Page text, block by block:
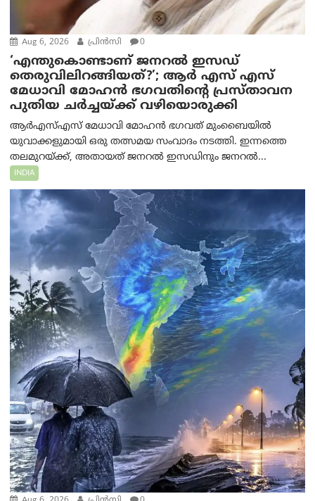
Aug 6, 2026 പ്രിന്‍സി 0
‘എന്തുകൊണ്ടാണ് ജനറൽ ഇസഡ്
തെരുവിലിറങ്ങിയത്?’; ആര്‍ എസ് എസ്
മേധാവി മോഹൻ ഭഗവതിന്റെ പ്രസ്താവന
പുതിയ ചര്‍ച്ചയ്ക്ക് വഴിയൊരുക്കി
ആർ‌എസ്‌എസ് മേധാവി മോഹൻ ഭഗവത് മുംബൈയിൽ
യുവാക്കളുമായി ഒരു തത്സമയ സംവാദം നടത്തി. ഇന്നത്തെ
തലമുറയ്ക്ക്, അതായത് ജനറൽ ഇസഡിനും ജനറൽ...
INDIA